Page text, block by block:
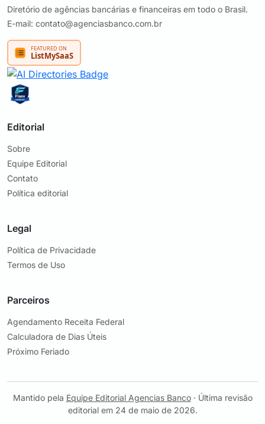
Diretório de agências bancárias e financeiras em todo o Brasil.
E-mail: contato@agenciasbanco.com.br
Editorial
Sobre
Equipe Editorial
Contato
Política editorial
Legal
Política de Privacidade
Termos de Uso
Parceiros
Agendamento Receita Federal
Calculadora de Dias Úteis
Próximo Feriado
Mantido pela Equipe Editorial Agencias Banco· Última revisão
editorial em 24 de maio de 2026.